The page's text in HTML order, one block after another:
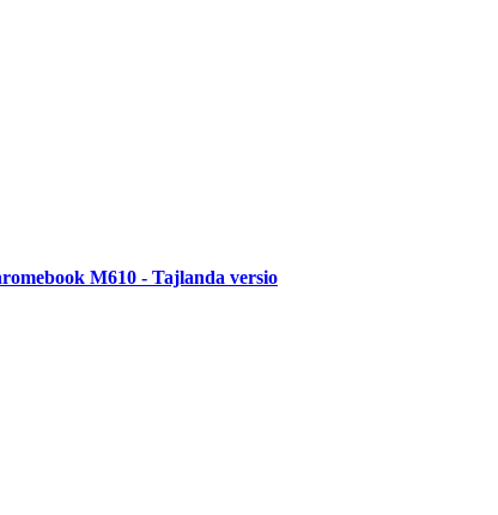
M610 - Tajlanda versio